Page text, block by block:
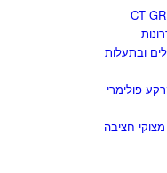
ובתעלות
פולימרי
חציבה